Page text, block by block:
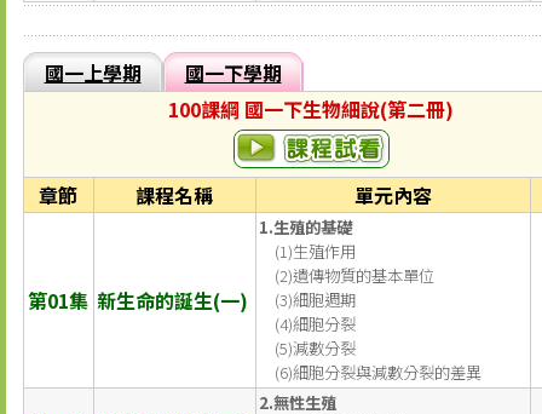
國一上學期
國一下學期
100課綱 國一下生物細說(第二冊)
章節 課程名稱 單元內容
第01集 新生命的誕生(一)
1.生殖的基礎
(1)生殖作用
(2)遺傳物質的基本單位
(3)細胞週期
(4)細胞分裂
(5)減數分裂
(6)細胞分裂與減數分裂的差異
2.無性生殖